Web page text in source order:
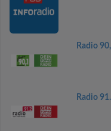
Radio
Radio